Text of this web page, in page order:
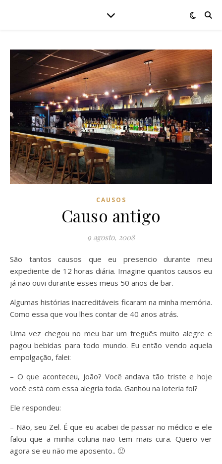
CAUSOS
Causo antigo
9 agosto, 2008
São tantos causos que eu presencio durante meu
expediente de 12 horas diária. Imagine quantos causos eu
já não ouvi durante esses meus 50 anos de bar.
Algumas histórias inacreditáveis ficaram na minha memória.
Como essa que vou lhes contar de 40 anos atrás.
Uma vez chegou no meu bar um freguês muito alegre e
pagou bebidas para todo mundo. Eu então vendo aquela
empolgação, falei:
– O que aconteceu, João? Você andava tão triste e hoje
você está com essa alegria toda. Ganhou na loteria foi?
Ele respondeu:
– Não, seu Zel. É que eu acabei de passar no médico e ele
falou que a minha coluna não tem mais cura. Quero ver
agora se eu não me aposento.. 🙂